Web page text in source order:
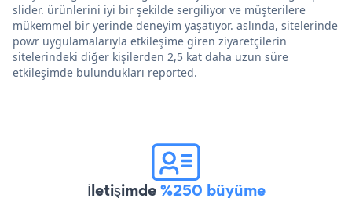
slider. ürünlerini iyi bir şekilde sergiliyor ve müşterilere
mükemmel bir yerinde deneyim yaşatıyor. aslında, sitelerinde
powr uygulamalarıyla etkileşime giren ziyaretçilerin
sitelerindeki diğer kişilerden 2,5 kat daha uzun süre
etkileşimde bulundukları reported.
İletişimde%250 büyüme